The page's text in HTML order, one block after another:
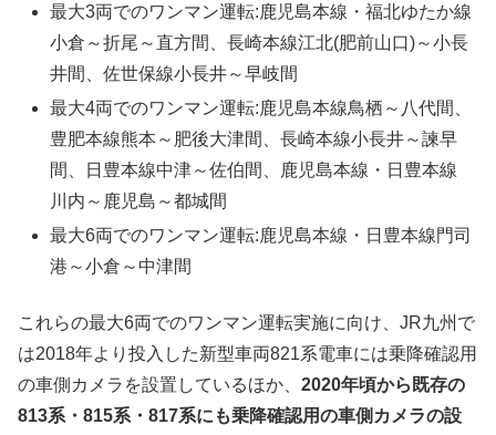
最大3両でのワンマン運転:鹿児島本線・福北ゆたか線
小倉～折尾～直方間、長崎本線江北(肥前山口)～小長
井間、佐世保線小長井～早岐間
最大4両でのワンマン運転:鹿児島本線鳥栖～八代間、
豊肥本線熊本～肥後大津間、長崎本線小長井～諫早
間、日豊本線中津～佐伯間、鹿児島本線・日豊本線
川内～鹿児島～都城間
最大6両でのワンマン運転:鹿児島本線・日豊本線門司
港～小倉～中津間
これらの最大6両でのワンマン運転実施に向け、JR九州で
は2018年より投入した新型車両821系電車には乗降確認用
の車側カメラを設置しているほか、 2020年頃から既存の
813系・815系・817系にも乗降確認用の車側カメラの設